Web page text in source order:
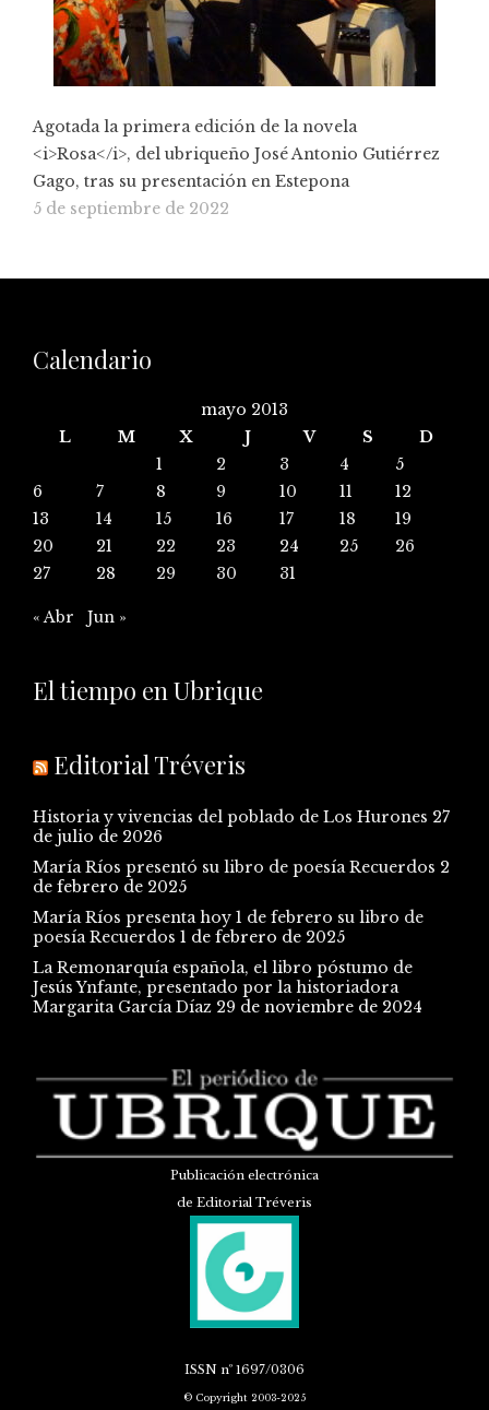
Agotada la primera edición de la novela
<i>Rosa</i>, del ubriqueño José Antonio Gutiérrez
Gago, tras su presentación en Estepona
5 de septiembre de 2022
Calendario
mayo 2013
L
M X J V S
D
1
2 3 4
5
6
7 8 9 10 11
12
13
14 15 16 17 18
19
20
21 22 23 24 25
26
27
28 29 30 31
« Abr Jun »
El tiempo en Ubrique
Editorial Tréveris
Historia y vivencias del poblado de Los Hurones 27
de julio de 2026
María Ríos presentó su libro de poesía Recuerdos 2
de febrero de 2025
María Ríos presenta hoy 1 de febrero su libro de
poesía Recuerdos 1 de febrero de 2025
La Remonarquía española, el libro póstumo de
Jesús Ynfante, presentado por la historiadora
Margarita García Díaz 29 de noviembre de 2024
Publicación electrónica
de Editorial Tréveris
ISSN nº 1697/0306
© Copyright 2003-2025